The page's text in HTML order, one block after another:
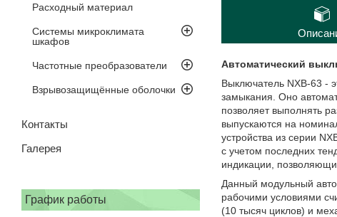
Расходный материал
Системы микроклимата
шкафов
Частотные преобразователи
Взрывозащищённые оболочки
Контакты
Галерея
График работы
Автоматический
Выключатель NXB-63 -
замыкания. Оно
позволяет выполнять
выпускаются на
устройства из серии
с учетом последних
индикации,
Данный модульный
рабочими условиями
(10 тысяч циклов) и